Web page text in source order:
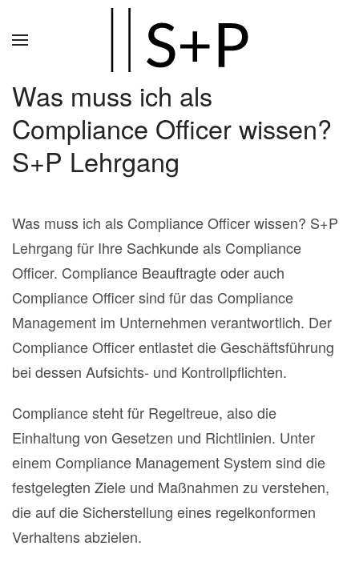
Was muss ich als
Compliance Officer wissen?
S+P Lehrgang
Was muss ich als Compliance Officer wissen? S+P
Lehrgang für Ihre Sachkunde als Compliance
Officer. Compliance Beauftragte oder auch
Compliance Officer sind für das Compliance
Management im Unternehmen verantwortlich. Der
Compliance Officer entlastet die Geschäftsführung
bei dessen Aufsichts- und Kontrollpflichten.
Compliance steht für Regeltreue, also die
Einhaltung von Gesetzen und Richtlinien. Unter
einem Compliance Management System sind die
festgelegten Ziele und Maßnahmen zu verstehen,
die auf die Sicherstellung eines regelkonformen
Verhaltens abzielen.